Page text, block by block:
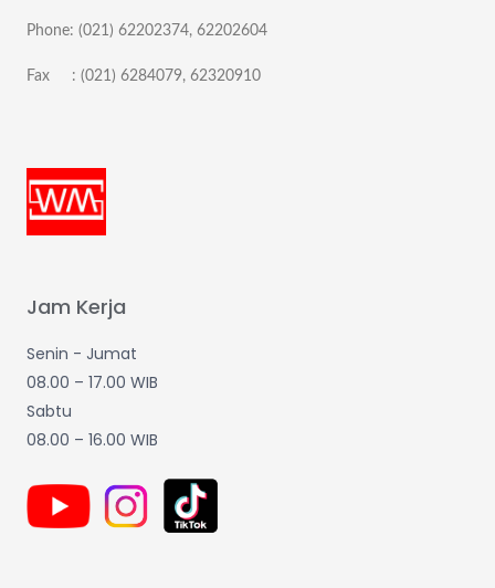
Phone: (021) 62202374, 62202604
Fax : (021) 6284079, 62320910
Jam Kerja
Senin - Jumat
08.00 – 17.00 WIB
Sabtu
08.00 – 16.00 WIB